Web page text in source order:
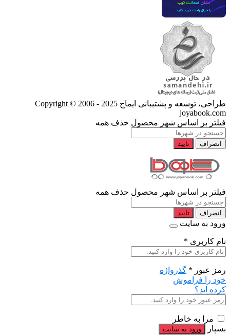
طراحی، توسعه و پشتیبانی ایماج Copyright © 2006 - 2025
joyabook.com
فیلتر بر اساس شهر محصول حذف همه
انصراف تایید
فیلتر بر اساس شهر محصول حذف همه
انصراف تایید
ورود به سایت
نام کاربری *
رمز عبور * گذرواژه
خود را فراموش
کرده اید؟
مرا به خاطر
بسپار